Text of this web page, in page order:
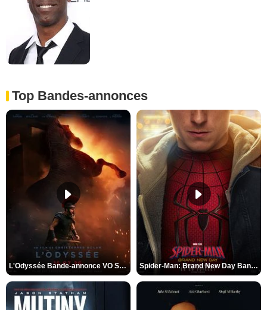
Top Bandes-annonces
L'Odyssée Bande-annonce VO STFR Spider-Man: Brand New Day Bande-annonce VO STFR